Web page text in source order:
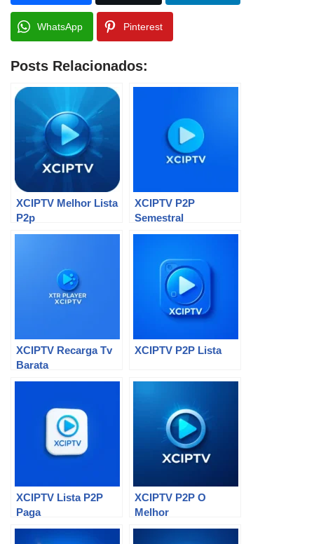
WhatsApp Pinterest
Posts Relacionados:
XCIPTV Melhor Lista
P2p
XCIPTV P2P
Semestral
XCIPTV Recarga Tv
Barata
XCIPTV P2P Lista
XCIPTV Lista P2P
Paga
XCIPTV P2P O
Melhor